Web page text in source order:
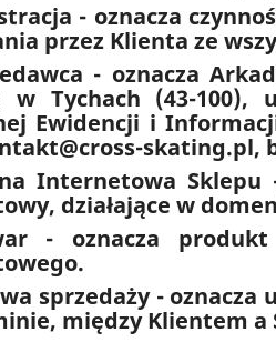
- oznacza
przez Klienta ze
- oznacza
w Tychach (43-100),
Ewidencji i
skating.pl,
Internetowa
działające w
- oznacza
sprzedaży -
między Klientem a